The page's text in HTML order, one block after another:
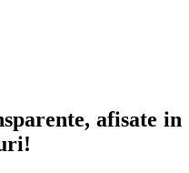
afisate in